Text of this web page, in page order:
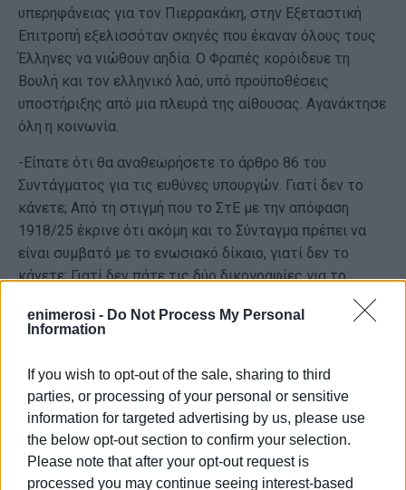
enimerosi - Do Not Process My Personal
Information
If you wish to opt-out of the sale, sharing to third
parties, or processing of your personal or sensitive
information for targeted advertising by us, please use
the below opt-out section to confirm your selection.
Please note that after your opt-out request is
processed you may continue seeing interest-based
υπερηφάνειας για τον Πιερρακάκη, στην Εξεταστική
Επιτροπή εξελισσόταν σκηνές που έκαναν όλους τους
Έλληνες να νιώθουν αηδία. Ο Φραπές κορόιδευε τη
Βουλή και τον ελληνικό λαό, υπό προϋποθέσεις
υποστήριξης από μια πλευρά της αίθουσας. Αγανάκτησε
όλη η κοινωνία.
-Είπατε ότι θα αναθεωρήσετε το άρθρο 86 του
Συντάγματος για τις ευθύνες υπουργών. Γιατί δεν το
κάνετε; Από τη στιγμή που το ΣτΕ με την απόφαση
1918/25 έκρινε ότι ακόμη και το Σύνταγμα πρέπει να
είναι συμβατό με το ενωσιακό δίκαιο, γιατί δεν το
κάνετε; Γιατί δεν πάτε τις δύο δικογραφίες για το
σκάνδαλο του ΟΠΕΚΕΠΕ στην Ευρωπαϊκή Εισαγγελία; Τι
φοβάστε;
όπως τα παρουσιάζει η ίδια η Κομισιόν στην έκθεσή
της: μείωση προοπτικής επενδύσεων για τη χώρα 0,9%,
μείωση πραγματικού μισθού και μείωση αποταμιεύσεων
2,1% ενώ σημειώνεται αύξηση 1,7% στην ΕΕ. Σκληρή
φορολογία για φυσικά πρόσωπα και επιχειρήσεις, μόλις